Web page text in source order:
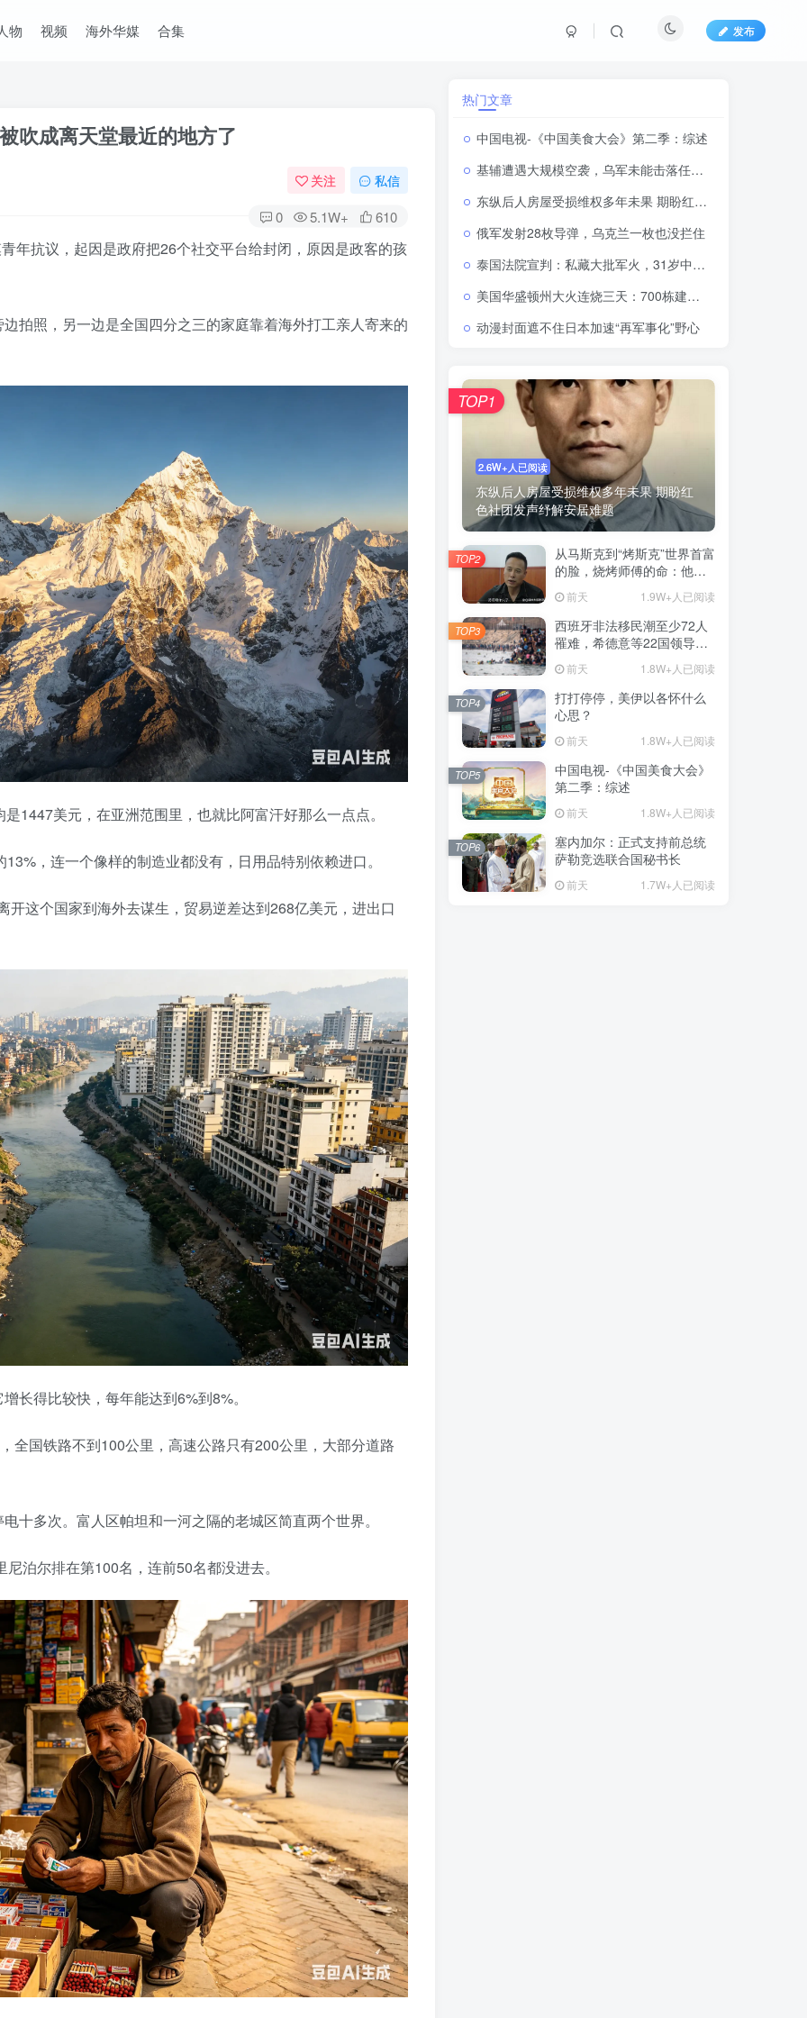
物 视频 海外华媒 合集 发布
吹成离天堂最近的地方了
关注 私信
0 5.1W+ 610
年抗议，起因是政府把26个社交平台给封闭，原因是政客的孩
拍照，另一边是全国四分之三的家庭靠着海外打工亲人寄来的
1447美元，在亚洲范围里，也就比阿富汗好那么一点点。
，连一个像样的制造业都没有，日用品特别依赖进口。
这个国家到海外去谋生，贸易逆差达到268亿美元，进出口
长得比较快，每年能达到6%到8%。
全国铁路不到100公里，高速公路只有200公里，大部分道路
十多次。富人区帕坦和一河之隔的老城区简直两个世界。
泊尔排在第100名，连前50名都没进去。
热门文章
中国电视-《中国美食大会》第二季：综述
基辅遭遇大规模空袭，乌军未能击落任何一枚俄罗斯导弹
东纵后人房屋受损维权多年未果 期盼红色社团发声纾解安居难题
俄军发射28枚导弹，乌克兰一枚也没拦住
泰国法院宣判：私藏大批军火，31岁中国籍男子获刑46年
美国华盛顿州大火连烧三天：700栋建筑被毁，64000人紧急撤离
动漫封面遮不住日本加速“再军事化”野心
2.6W+人已阅读
东纵后人房屋受损维权多年未果 期盼红
色社团发声纾解安居难题
TOP1
从马斯克到“烤斯克”世界首富
的脸，烧烤师傅的命：他靠
前天 1.9W+人已阅读
TOP2
西班牙非法移民潮至少72人
罹难，希德意等22国领导人
前天 1.8W+人已阅读
TOP3
打打停停，美伊以各怀什么
心思？
前天 1.8W+人已阅读
TOP4
中国电视-《中国美食大会》
第二季：综述
前天 1.8W+人已阅读
TOP5
塞内加尔：正式支持前总统
萨勒竞选联合国秘书长
前天 1.7W+人已阅读
TOP6